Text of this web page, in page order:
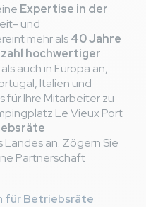
Expertise in der
und
mehr als40 Jahre
hochwertiger
auch in Europa an,
Italien und
für Ihre Mitarbeiter zu
Le Vieux Port
Landes an. Zögern Sie
Partnerschaft
für Betriebsräte